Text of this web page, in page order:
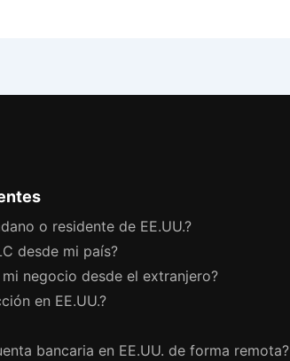
o residente de EE.UU.?
desde mi país?
negocio desde el extranjero?
en EE.UU.?
bancaria en EE.UU. de forma remota?